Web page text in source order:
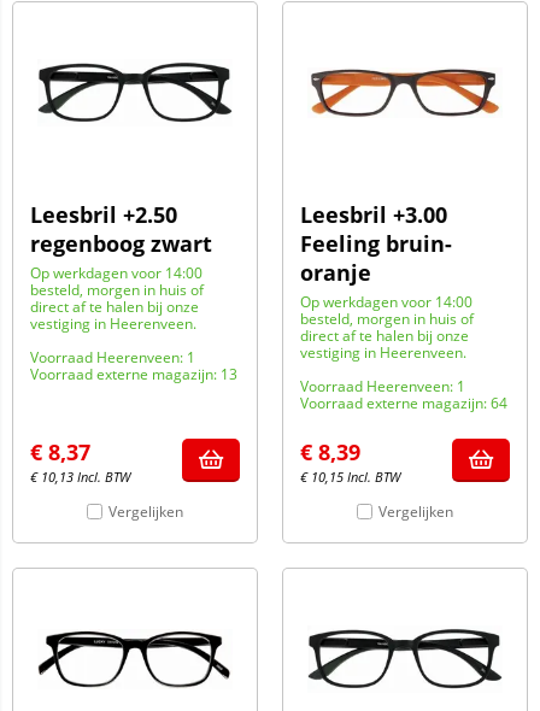
Leesbril +2.50
regenboog zwart
Op werkdagen voor 14:00
besteld, morgen in huis of
direct af te halen bij onze
vestiging in Heerenveen.
Voorraad Heerenveen: 1
Voorraad externe magazijn: 13
€ 8,37
€ 10,13 Incl. BTW
Vergelijken
Leesbril +3.00
Feeling bruin-
oranje
Op werkdagen voor 14:00
besteld, morgen in huis of
direct af te halen bij onze
vestiging in Heerenveen.
Voorraad Heerenveen: 1
Voorraad externe magazijn: 64
€ 8,39
€ 10,15 Incl. BTW
Vergelijken